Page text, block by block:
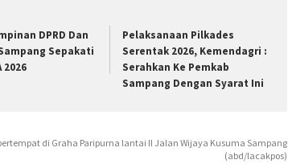
DPRD Dan
Sepakati
2026
Pelaksanaan Pilkades
Serentak 2026, Kemendagri :
Serahkan Ke Pemkab
Sampang Dengan Syarat Ini
di Graha Paripurna lantai II Jalan Wijaya Kusuma Sampang
(abd/lacakpos)